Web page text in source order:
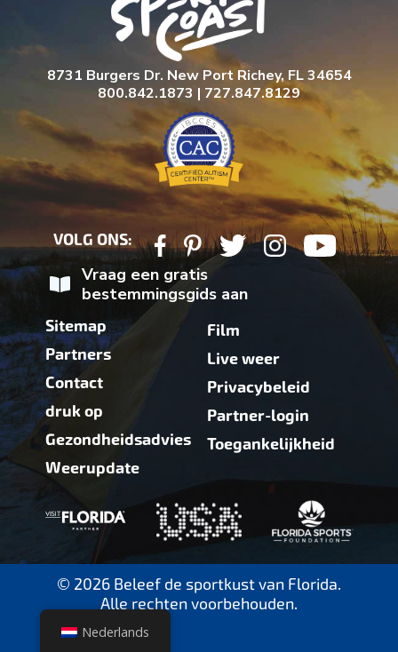
8731 Burgers Dr. New Port Richey, FL 34654
800.842.1873 | 727.847.8129
VOLG ONS:
Vraag een gratis
bestemmingsgids aan
Sitemap
Partners
Contact
druk op
Gezondheidsadvies
Weerupdate
Film
Live weer
Privacybeleid
Partner-login
Toegankelijkheid
© 2026 Beleef de sportkust van Florida.
Alle rechten voorbehouden.
Nederlands